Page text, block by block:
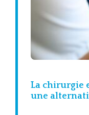
La chirurgie
une